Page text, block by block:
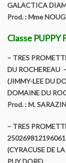
GALACTICA
Prod. : Mme
Classe PUPPY
– TRES
DU ROCHEREAU
(JIMMY-LEE DU
DOMAINE DU
Prod. : M.
– TRES
(CYRACUSE DE
PUY DORE)